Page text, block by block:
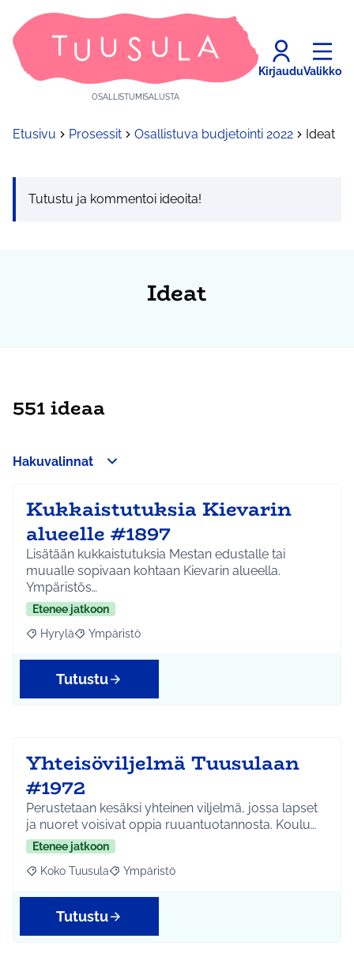
OSALLISTUMISALUSTA
KirjauduValikko
Etusivu Prosessit Osallistuva budjetointi 2022 Ideat
Tutustu ja kommentoi ideoita!
Ideat
551 ideaa
Hakuvalinnat
Kukkaistutuksia Kievarin
alueelle #1897
Lisätään kukkaistutuksia Mestan edustalle tai
muualle sopivaan kohtaan Kievarin alueella.
Ympäristös…
Etenee jatkoon
Rajaa tulokset aihepiirin mukaan: Hyrylä
Hyrylä Rajaa tulokset teeman mukaan: Ympäristö
Ympäristö
Tutustu
Yhteisöviljelmä Tuusulaan
#1972
Perustetaan kesäksi yhteinen viljelmä, jossa lapset
ja nuoret voisivat oppia ruuantuotannosta. Koulu…
Etenee jatkoon
Rajaa tulokset aihepiirin mukaan: Koko Tuusula
Koko Tuusula Rajaa tulokset teeman mukaan: Ympäristö
Ympäristö
Tutustu